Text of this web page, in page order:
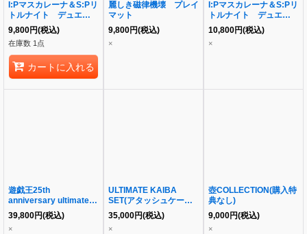
I:Pマスカレーナ＆S:Pリ
トルナイト デュエルセ
ット
9,800円(税込)
在庫数 1点
カートに入れる
麗しき磁律機壊 プレイ
マット
9,800円(税込)
×
I:Pマスカレーナ＆S:Pリ
トルナイト デュエルセ
ット
10,800円(税込)
×
遊戯王25th
anniversary ultimate
海馬セット ダンボール
未開封
39,800円(税込)
×
ULTIMATE KAIBA
SET(アタッシュケース
開封済)
35,000円(税込)
×
壺COLLECTION(購入特
典なし)
9,000円(税込)
×